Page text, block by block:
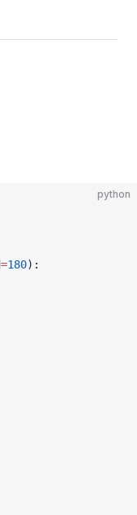
python
=180):